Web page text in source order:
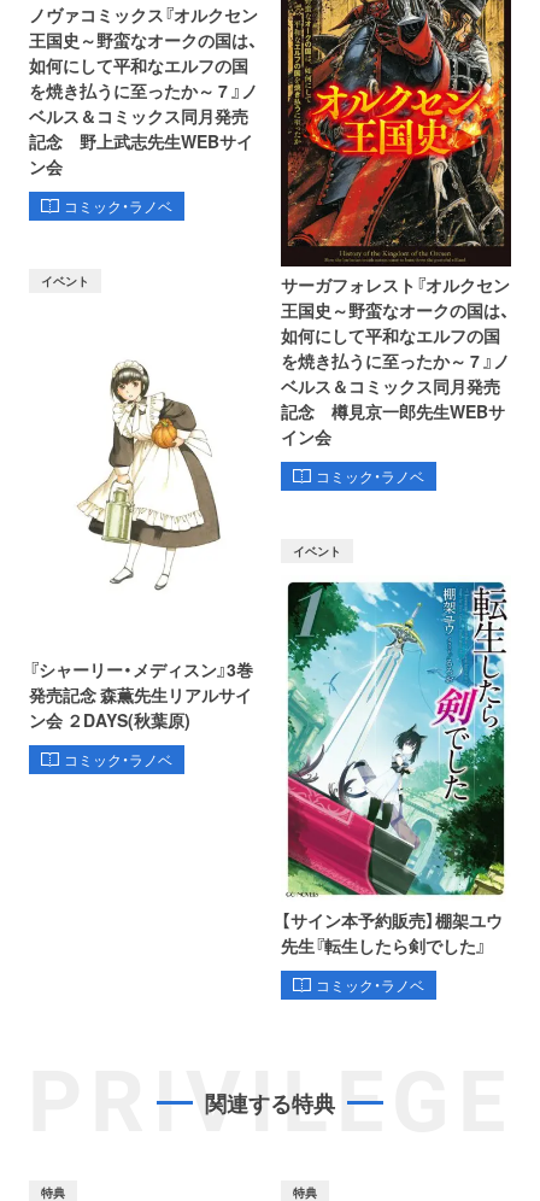
ノヴァコミックス『オルクセン
王国史～野蛮なオークの国は、
如何にして平和なエルフの国
を焼き払うに至ったか～ 7 』ノ
ベルス＆コミックス同月発売
記念 野上武志先生WEBサイ
ン会
コミック・ラノベ
サーガフォレスト『オルクセン
王国史～野蛮なオークの国は、
如何にして平和なエルフの国
を焼き払うに至ったか～ 7 』ノ
ベルス＆コミックス同月発売
記念 樽見京一郎先生WEBサ
イン会
コミック・ラノベ
イベント
『シャーリー・メディスン』3巻
発売記念 森薫先生リアルサイ
ン会 ２DAYS(秋葉原)
コミック・ラノベ
イベント
【サイン本予約販売】棚架ユウ
先生『転生したら剣でした』
コミック・ラノベ
PRIVILEGE
関連する特典
特典 特典